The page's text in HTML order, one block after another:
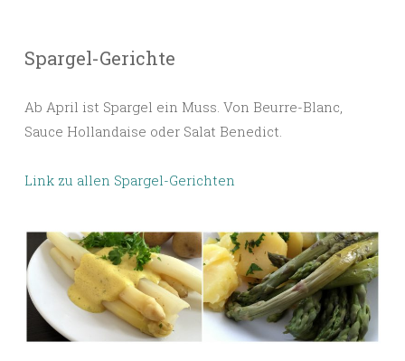
Spargel-Gerichte
Ab April ist Spargel ein Muss. Von Beurre-Blanc,
Sauce Hollandaise oder Salat Benedict.
Link zu allen Spargel-Gerichten